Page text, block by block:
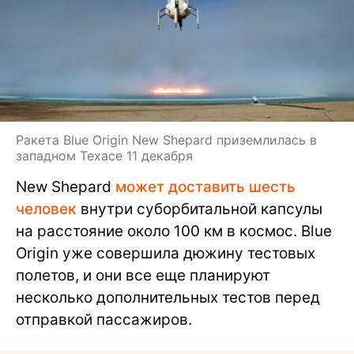
Ракета Blue Origin New Shepard приземлилась в
западном Техасе 11 декабря
New Shepard может доставить шесть
человек внутри суборбитальной капсулы
на расстояние около 100 км в космос. Blue
Origin уже совершила дюжину тестовых
полетов, и они все еще планируют
несколько дополнительных тестов перед
отправкой пассажиров.